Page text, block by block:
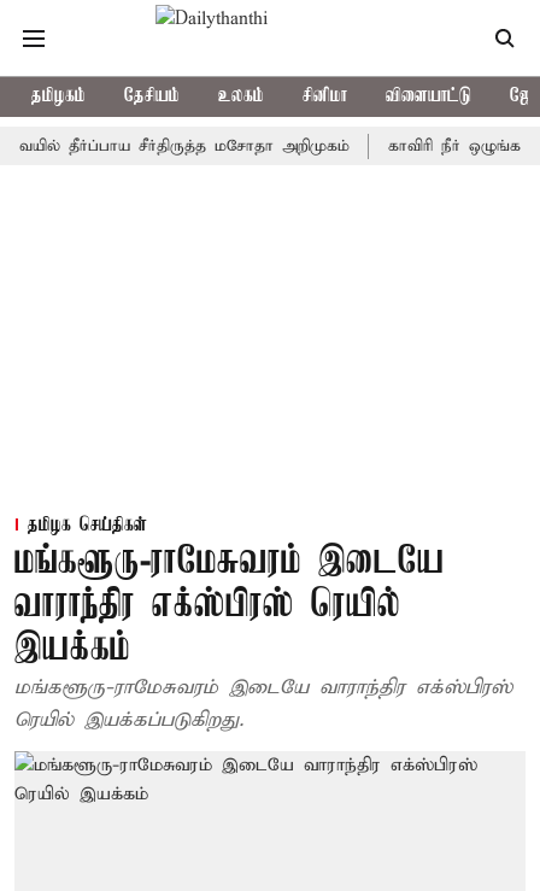
தமிழகம் தேசியம் உலகம் சினிமா விளையாட்டு
சீர்திருத்த மசோதா அறிமுகம் காவிரி நீர் ஒழுங்காற்று
தமிழக செய்திகள்
மங்களூரு-ராமேசுவரம் இடையே
வாராந்திர எக்ஸ்பிரஸ் ரெயில்
இயக்கம்
மங்களூரு-ராமேசுவரம் இடையே வாராந்திர எக்ஸ்பிரஸ்
ரெயில் இயக்கப்படுகிறது.